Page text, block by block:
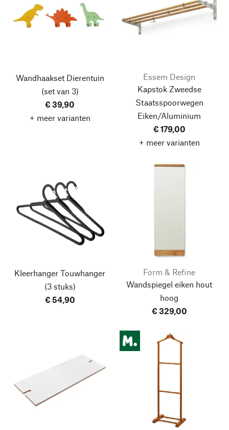
Wandhaakset Dierentuin
(set van 3)
€ 39,90
+ meer varianten
Essem Design
Kapstok Zweedse
Staatsspoorwegen
Eiken/Aluminium
€ 179,00
+ meer varianten
Kleerhanger Touwhanger
(3 stuks)
€ 54,90
Form & Refine
Wandspiegel eiken hout
hoog
€ 329,00